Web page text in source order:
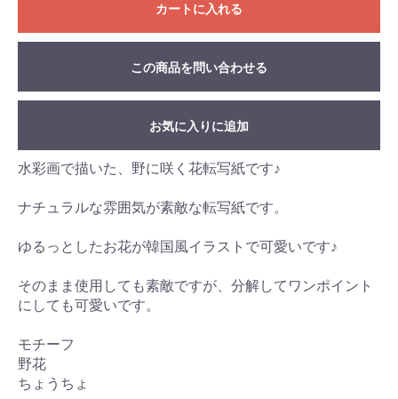
カートに入れる
この商品を問い合わせる
お気に入りに追加
水彩画で描いた、野に咲く花転写紙です♪
ナチュラルな雰囲気が素敵な転写紙です。
ゆるっとしたお花が韓国風イラストで可愛いです♪
そのまま使用しても素敵ですが、分解してワンポイント
にしても可愛いです。
モチーフ
野花
ちょうちょ